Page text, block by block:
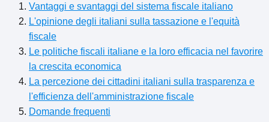
Vantaggi e svantaggi del sistema fiscale italiano
L'opinione degli italiani sulla tassazione e l'equità
fiscale
Le politiche fiscali italiane e la loro efficacia nel favorire
la crescita economica
La percezione dei cittadini italiani sulla trasparenza e
l'efficienza dell'amministrazione fiscale
Domande frequenti